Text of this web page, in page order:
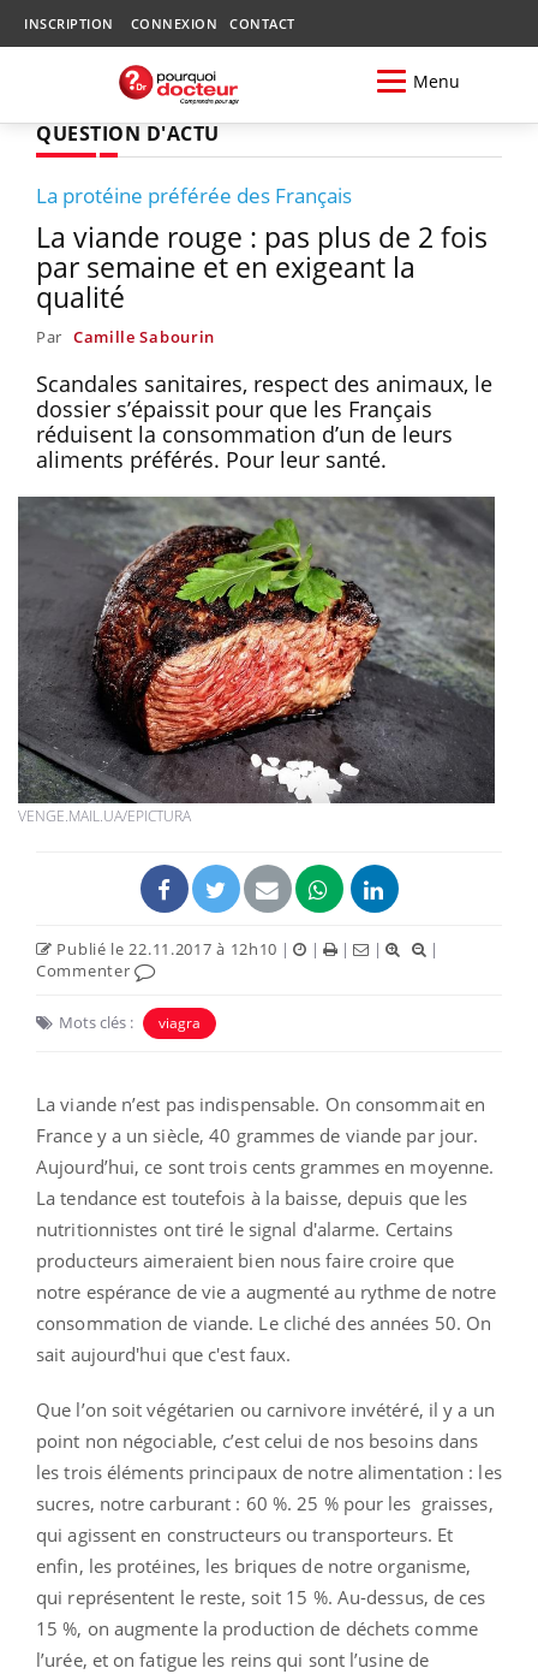
INSCRIPTION CONNEXION CONTACT
Menu
QUESTION D'ACTU
La protéine préférée des Français
La viande rouge : pas plus de 2 fois
par semaine et en exigeant la
qualité
Par Camille Sabourin
Scandales sanitaires, respect des animaux, le
dossier s’épaissit pour que les Français
réduisent la consommation d’un de leurs
aliments préférés. Pour leur santé.
VENGE.MAIL.UA/EPICTURA
Publié le 22.11.2017 à 12h10 | | | |
|
Commenter
Mots clés : viagra
La viande n’est pas indispensable. On consommait en
France y a un siècle, 40 grammes de viande par jour.
Aujourd’hui, ce sont trois cents grammes en moyenne.
La tendance est toutefois à la baisse, depuis que les
nutritionnistes ont tiré le signal d'alarme. Certains
producteurs aimeraient bien nous faire croire que
notre espérance de vie a augmenté au rythme de notre
consommation de viande. Le cliché des années 50. On
sait aujourd'hui que c'est faux.
Que l’on soit végétarien ou carnivore invétéré, il y a un
point non négociable, c’est celui de nos besoins dans
les trois éléments principaux de notre alimentation : les
sucres, notre carburant : 60 %. 25 % pour les graisses,
qui agissent en constructeurs ou transporteurs. Et
enfin, les protéines, les briques de notre organisme,
qui représentent le reste, soit 15 %. Au-dessus, de ces
15 %, on augmente la production de déchets comme
l’urée, et on fatigue les reins qui sont l’usine de